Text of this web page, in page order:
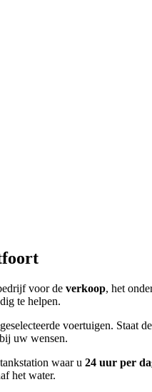
voor de verkoop, het
te helpen.
voertuigen. Staat
uw wensen.
waar u 24 uur per
het water.